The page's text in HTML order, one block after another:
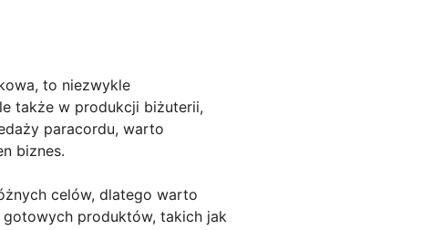
to niezwykle
także w produkcji biżuterii,
paracordu, warto
biznes.
celów, dlatego warto
produktów, takich jak